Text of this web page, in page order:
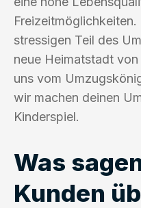
stressigen Teil des
neue Heimatstadt
uns vom
wir machen deinen
Kinderspiel.
Was
Kunden